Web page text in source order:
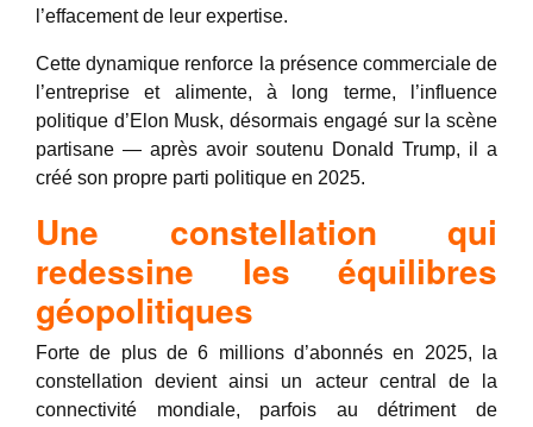
l’effacement de leur expertise.
Cette dynamique renforce la présence commerciale de
l’entreprise et alimente, à long terme, l’influence
politique d’Elon Musk, désormais engagé sur la scène
partisane — après avoir soutenu Donald Trump, il a
créé son propre parti politique en 2025.
Une constellation qui
redessine les équilibres
géopolitiques
Forte de plus de 6 millions d’abonnés en 2025, la
constellation devient ainsi un acteur central de la
connectivité mondiale, parfois au détriment de